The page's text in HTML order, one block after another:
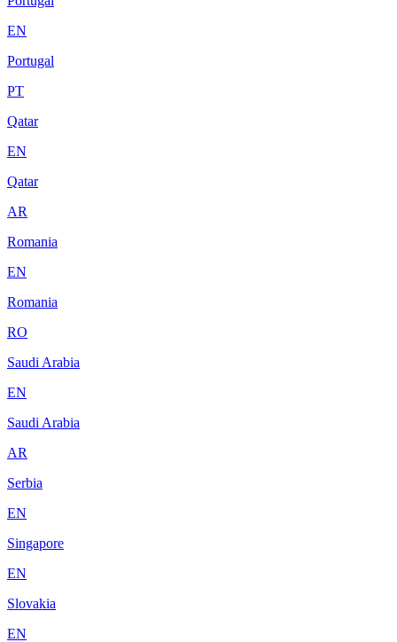
EN
Portugal
PT
Qatar
EN
Qatar
AR
Romania
EN
Romania
RO
Saudi Arabia
EN
Saudi Arabia
AR
Serbia
EN
Singapore
EN
Slovakia
EN